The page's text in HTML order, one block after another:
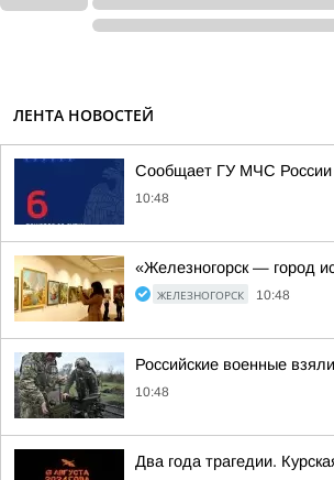
ЛЕНТА НОВОСТЕЙ
Сообщает ГУ МЧС России
10:48
«Железногорск — город
ЖЕЛЕЗНОГОРСК 10:48
Российские военные
10:48
Два года трагедии.